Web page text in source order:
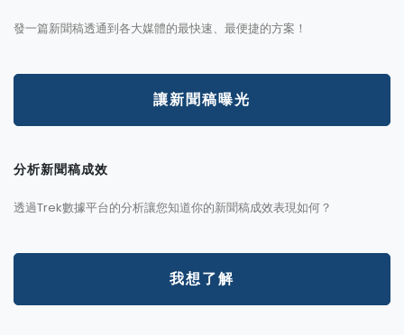
發一篇新聞稿透通到各大媒體的最快速、最便捷的方案！
讓新聞稿曝光
分析新聞稿成效
透過Trek數據平台的分析讓您知道你的新聞稿成效表現如何？
我想了解